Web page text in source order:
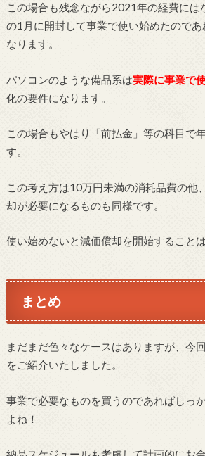
この場合も残念ながら2021年の経費に
の1月に開封して事業で使い始めたので
なります。
パソコンのような備品系は実際に事業で
化の要件になります。
この場合もやはり「前払金」等の科目で
す。
この考え方は10万円未満の消耗品費の他
却が必要になるものも同様です。
使い始めないと減価償却を開始することは
まとめ
まだまだ色々なケースはありますが、今
をご紹介いたしました。
事業で必要なものを買うのであればしっ
よね！